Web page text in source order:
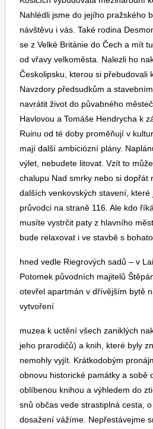
chvilky s oblíbenou knihou a
zahrady. Ke splnění snů občas
o to víc si ale jejich dosažení
snít a toužit! Žádný sen není
nedal splnit. Zasněte se i vy na stránkách podzimního
vydání ELLE Decoration.
dobrých trafik, online a v
BookTherapy.
Nahlédli jsme do jejího pražského
návštěvu i vás. Také rodina
se z Velké Británie do Čech a mít
od vřavy velkoměsta. Nalezli ho
Českolipsku, kterou si přebudovali
Navzdory předsudkům a
navrátit život do půvabného
Havlovou a Tomáše Hendrycha k
Ruinu od té doby proměňují v
mají další ambiciózní plány.
výlet, nebudete litovat. Vzít to
chalupu Nad smrky nebo si dopřát
dalších venkovských stavení,
průvodci na straně 116. Ale kdo
musíte vystrčit paty z hlavního
bude relaxovat i ve stavbě s
hned vedle Riegrových sadů – v
Potomek původních majitelů
otevřel apartmán v dřívějším bytě
vytvoření
muzea k uctění všech zaniklých
jeho prarodičů) a knih, které byly
nemohly vyjít. Krátkodobým
obnovu historické památky a sobě
oblíbenou knihou a výhledem do
snů občas vede strastiplná cesta,
dosažení vážíme. Nepřestávejme